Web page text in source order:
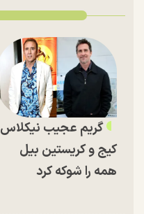
گریم عجیب نیکلاس
کیج و کریستین بیل
همه را شوکه کرد